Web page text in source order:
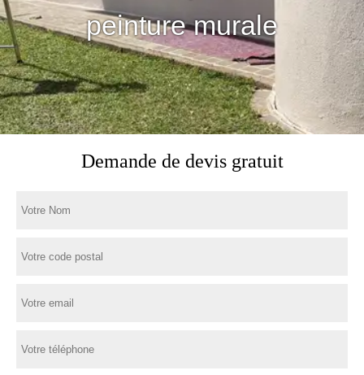
peinture murale
Demande de devis gratuit